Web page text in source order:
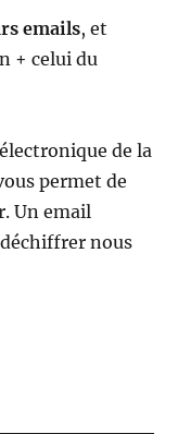
emails, et
+ celui du
de la
permet de
Un email
nous